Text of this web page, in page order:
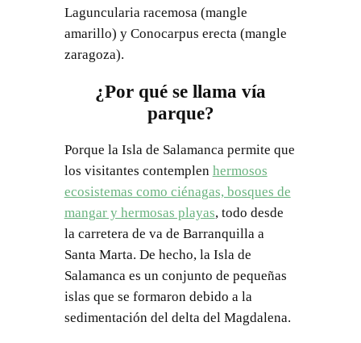
Laguncularia racemosa (mangle
amarillo) y Conocarpus erecta (mangle
zaragoza).
¿Por qué se llama vía
parque?
Porque la Isla de Salamanca permite que
los visitantes contemplen hermosos
ecosistemas como ciénagas, bosques de
mangar y hermosas playas, todo desde
la carretera de va de Barranquilla a
Santa Marta. De hecho, la Isla de
Salamanca es un conjunto de pequeñas
islas que se formaron debido a la
sedimentación del delta del Magdalena.